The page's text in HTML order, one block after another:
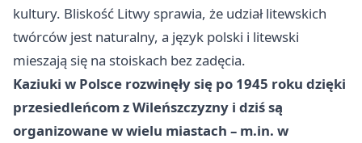
kultury. Bliskość Litwy sprawia, że udział litewskich
twórców jest naturalny, a język polski i litewski
mieszają się na stoiskach bez zadęcia.
Kaziuki w Polsce rozwinęły się po 1945 roku dzięki
przesiedleńcom z Wileńszczyzny i dziś są
organizowane w wielu miastach – m.in. w